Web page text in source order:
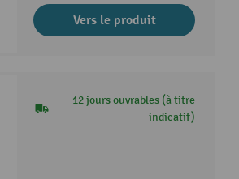
Vers le produit
12 jours ouvrables (à titre
indicatif)